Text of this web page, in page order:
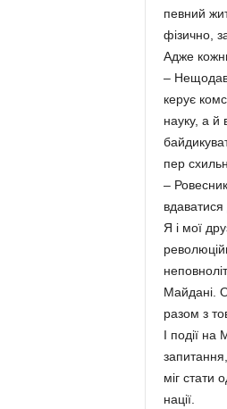
певний
фізично,
Адже
–
керує
науку, а й
пер
–
Я і мої
Майдані.
разом з
І події
міг стати
нації.